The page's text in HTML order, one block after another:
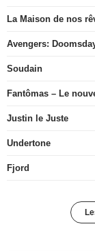
La Maison de nos
Avengers:
Soudain
Fantômas – Le
Justin le Juste
Undertone
Fjord